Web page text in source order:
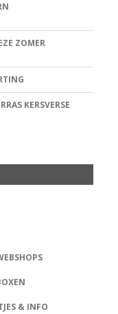
ZOMER
KERSVERSE
& INFO